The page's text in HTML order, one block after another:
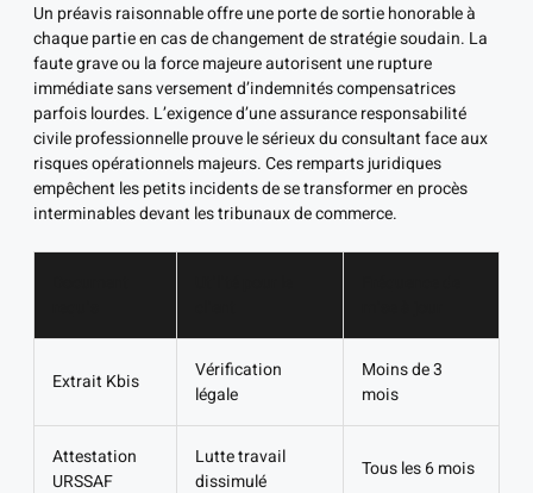
Un préavis raisonnable offre une porte de sortie honorable à
chaque partie en cas de changement de stratégie soudain. La
faute grave ou la force majeure autorisent une rupture
immédiate sans versement d’indemnités compensatrices
parfois lourdes. L’exigence d’une assurance responsabilité
civile professionnelle prouve le sérieux du consultant face aux
risques opérationnels majeurs. Ces remparts juridiques
empêchent les petits incidents de se transformer en procès
interminables devant les tribunaux de commerce.
Extrait Kbis
Vérification
légale
Moins de 3
mois
Attestation
URSSAF
Lutte travail
dissimulé
Tous les 6 mois